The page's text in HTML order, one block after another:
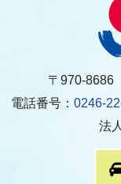
〒970-8686
電話番号： 0246-
法